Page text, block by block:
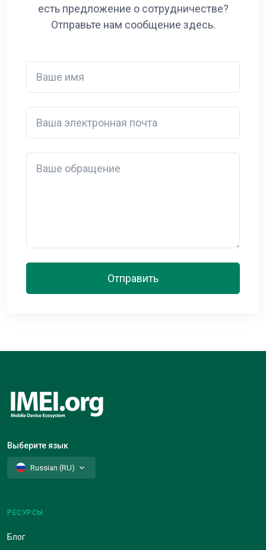
есть предложение о сотрудничестве?
Отправьте нам сообщение здесь.
Отправить
Выберите язык
Russian (RU)
РЕСУРСЫ
Блог